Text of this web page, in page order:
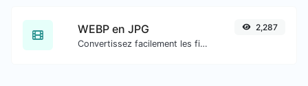
WEBP en JPG
Convertissez facilement les fichiers image WEBP en JPG.
2,287